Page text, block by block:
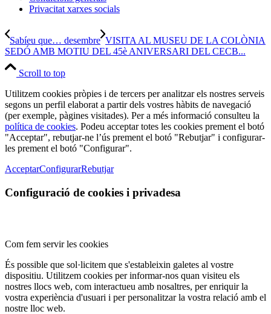
Privacitat xarxes socials
Sabíeu que… desembre VISITA AL MUSEU DE LA COLÒNIA
SEDÓ AMB MOTIU DEL 45è ANIVERSARI DEL CECB...
Scroll to top
Utilitzem cookies pròpies i de tercers per analitzar els nostres serveis
segons un perfil elaborat a partir dels vostres hàbits de navegació
(per exemple, pàgines visitades). Per a més informació consulteu la
política de cookies. Podeu acceptar totes les cookies prement el botó
"Acceptar", rebutjar-ne l’ús prement el botó "Rebutjar" i configurar-
les prement el botó "Configurar".
AcceptarConfigurarRebutjar
Configuració de cookies i privadesa
Com fem servir les cookies
És possible que sol·licitem que s'estableixin galetes al vostre
dispositiu. Utilitzem cookies per informar-nos quan visiteu els
nostres llocs web, com interactueu amb nosaltres, per enriquir la
vostra experiència d'usuari i per personalitzar la vostra relació amb el
nostre lloc web.